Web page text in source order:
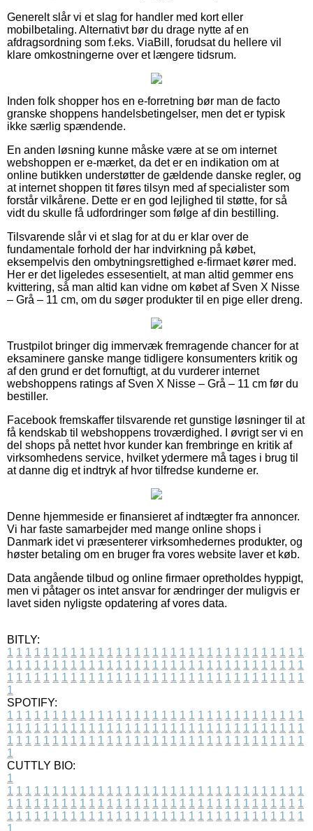
Generelt slår vi et slag for handler med kort eller
mobilbetaling. Alternativt bør du drage nytte af en
afdragsordning som f.eks. ViaBill, forudsat du hellere vil
klare omkostningerne over et længere tidsrum.
Inden folk shopper hos en e-forretning bør man de facto
granske shoppens handelsbetingelser, men det er typisk
ikke særlig spændende.
En anden løsning kunne måske være at se om internet
webshoppen er e-mærket, da det er en indikation om at
online butikken understøtter de gældende danske regler, og
at internet shoppen tit føres tilsyn med af specialister som
forstår vilkårene. Dette er en god lejlighed til støtte, for så
vidt du skulle få udfordringer som følge af din bestilling.
Tilsvarende slår vi et slag for at du er klar over de
fundamentale forhold der har indvirkning på købet,
eksempelvis den ombytningsrettighed e-firmaet kører med.
Her er det ligeledes essesentielt, at man altid gemmer ens
kvittering, så man altid kan vidne om købet af Sven X Nisse
– Grå – 11 cm, om du søger produkter til en pige eller dreng.
Trustpilot bringer dig immervæk fremragende chancer for at
eksaminere ganske mange tidligere konsumenters kritik og
af den grund er det fornuftigt, at du vurderer internet
webshoppens ratings af Sven X Nisse – Grå – 11 cm før du
bestiller.
Facebook fremskaffer tilsvarende ret gunstige løsninger til at
få kendskab til webshoppens troværdighed. I øvrigt ser vi en
del shops på nettet hvor kunder kan frembringe en kritik af
virksomhedens service, hvilket ydermere må tages i brug til
at danne dig et indtryk af hvor tilfredse kunderne er.
Denne hjemmeside er finansieret af indtægter fra annoncer.
Vi har faste samarbejder med mange online shops i
Danmark idet vi præsenterer virksomhedernes produkter, og
høster betaling om en bruger fra vores website laver et køb.
Data angående tilbud og online firmaer opretholdes hyppigt,
men vi påtager os intet ansvar for ændringer der muligvis er
lavet siden nyligste opdatering af vores data.
BITLY:
1 1 1 1 1 1 1 1 1 1 1 1 1 1 1 1 1 1 1 1 1 1 1 1 1 1 1 1 1 1 1 1 1
1 1 1 1 1 1 1 1 1 1 1 1 1 1 1 1 1 1 1 1 1 1 1 1 1 1 1 1 1 1 1 1 1
1 1 1 1 1 1 1 1 1 1 1 1 1 1 1 1 1 1 1 1 1 1 1 1 1 1 1 1 1 1 1 1 1
1
SPOTIFY:
1 1 1 1 1 1 1 1 1 1 1 1 1 1 1 1 1 1 1 1 1 1 1 1 1 1 1 1 1 1 1 1 1
1 1 1 1 1 1 1 1 1 1 1 1 1 1 1 1 1 1 1 1 1 1 1 1 1 1 1 1 1 1 1 1 1
1 1 1 1 1 1 1 1 1 1 1 1 1 1 1 1 1 1 1 1 1 1 1 1 1 1 1 1 1 1 1 1 1
1
CUTTLY BIO:
1
1 1 1 1 1 1 1 1 1 1 1 1 1 1 1 1 1 1 1 1 1 1 1 1 1 1 1 1 1 1 1 1 1
1 1 1 1 1 1 1 1 1 1 1 1 1 1 1 1 1 1 1 1 1 1 1 1 1 1 1 1 1 1 1 1 1
1 1 1 1 1 1 1 1 1 1 1 1 1 1 1 1 1 1 1 1 1 1 1 1 1 1 1 1 1 1 1 1 1
1